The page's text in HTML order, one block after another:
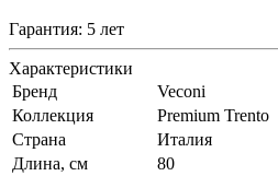
Гарантия: 5 лет
Характеристики
Бренд
Veconi
Коллекция
Premium Trento
Страна
Италия
Длина, см
80